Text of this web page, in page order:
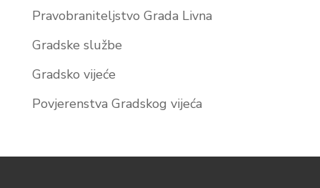
Pravobraniteljstvo Grada Livna
Gradske službe
Gradsko vijeće
Povjerenstva Gradskog vijeća